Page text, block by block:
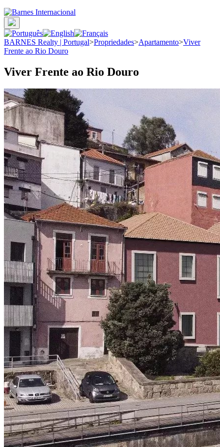
BARNES Realty | Portugal>Propriedades>Apartamento>Viver
Frente ao Rio Douro
Viver Frente ao Rio Douro